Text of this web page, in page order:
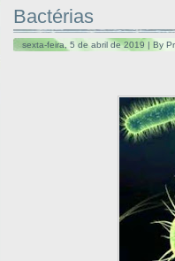
Bactérias
sexta-feira, 5 de abril de 2019 | By